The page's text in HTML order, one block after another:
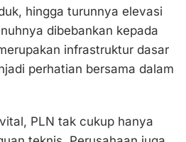
hingga turunnya elevasi
dibebankan kepada
infrastruktur dasar
perhatian bersama dalam
PLN tak cukup hanya